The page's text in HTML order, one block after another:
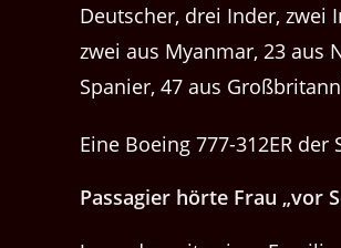
Deutscher, drei Inder, zwei
zwei aus Myanmar, 23 aus
Spanier, 47 aus
Eine Boeing 777-312ER der
Passagier hörte Frau „vor